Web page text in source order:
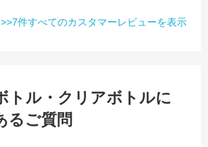
>>7件すべてのカスタマーレビューを表示
トル・クリアボトルに
るご質問